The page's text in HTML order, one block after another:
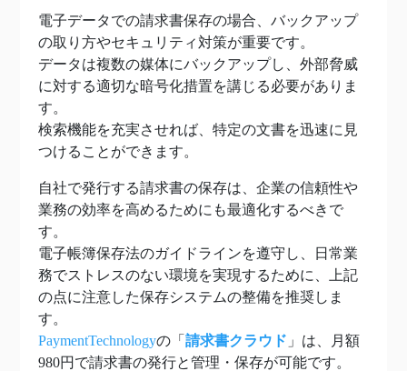
電子データでの請求書保存の場合、バックアップ
の取り方やセキュリティ対策が重要です。
データは複数の媒体にバックアップし、外部脅威
に対する適切な暗号化措置を講じる必要がありま
す。
検索機能を充実させれば、特定の文書を迅速に見
つけることができます。
自社で発行する請求書の保存は、企業の信頼性や
業務の効率を高めるためにも最適化するべきで
す。
電子帳簿保存法のガイドラインを遵守し、日常業
務でストレスのない環境を実現するために、上記
の点に注意した保存システムの整備を推奨しま
す。
PaymentTechnologyの「 請求書クラウド 」は、月額
980円で請求書の発行と管理・保存が可能です。